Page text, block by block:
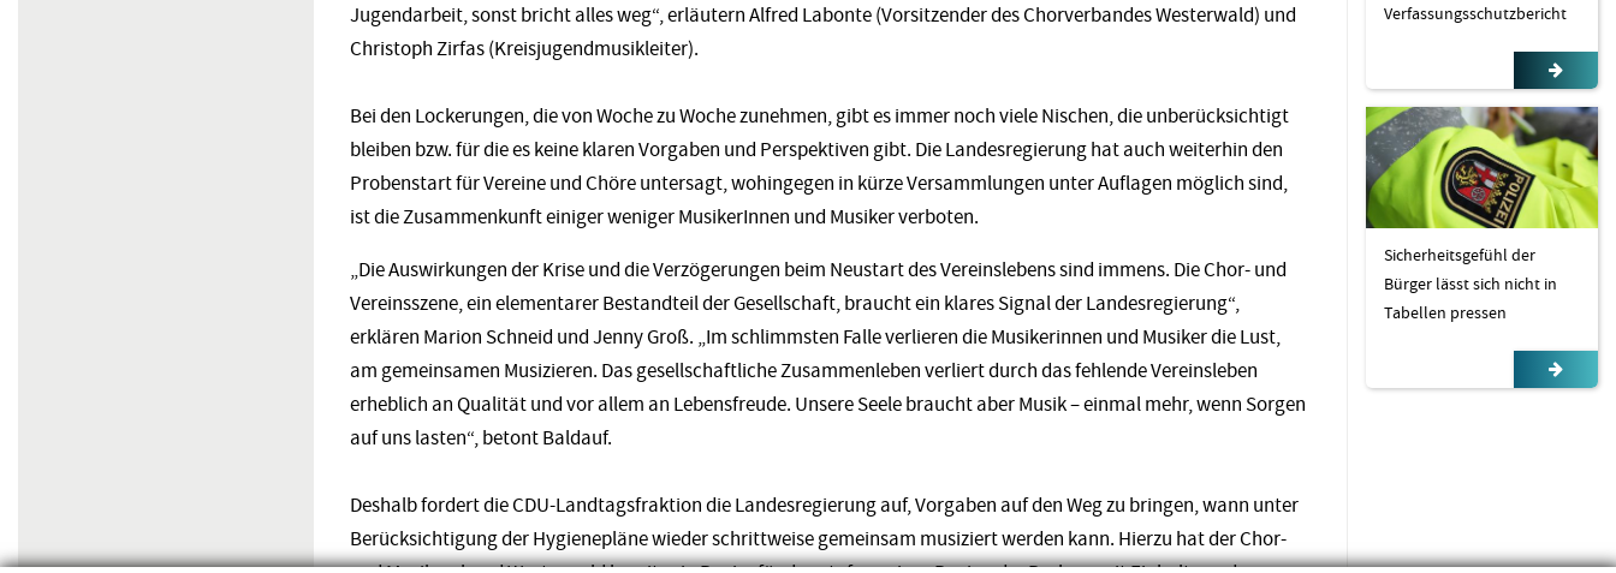
Jugendarbeit, sonst bricht alles weg“, erläutern Alfred Labonte (Vorsitzender des Chorverbandes Westerwald) und
Christoph Zirfas (Kreisjugendmusikleiter).
Bei den Lockerungen, die von Woche zu Woche zunehmen, gibt es immer noch viele Nischen, die unberücksichtigt
bleiben bzw. für die es keine klaren Vorgaben und Perspektiven gibt. Die Landesregierung hat auch weiterhin den
Probenstart für Vereine und Chöre untersagt, wohingegen in kürze Versammlungen unter Auflagen möglich sind,
ist die Zusammenkunft einiger weniger MusikerInnen und Musiker verboten.
„Die Auswirkungen der Krise und die Verzögerungen beim Neustart des Vereinslebens sind immens. Die Chor- und
Vereinsszene, ein elementarer Bestandteil der Gesellschaft, braucht ein klares Signal der Landesregierung“,
erklären Marion Schneid und Jenny Groß. „Im schlimmsten Falle verlieren die Musikerinnen und Musiker die Lust,
am gemeinsamen Musizieren. Das gesellschaftliche Zusammenleben verliert durch das fehlende Vereinsleben
erheblich an Qualität und vor allem an Lebensfreude. Unsere Seele braucht aber Musik – einmal mehr, wenn Sorgen
auf uns lasten“, betont Baldauf.
Deshalb fordert die CDU-Landtagsfraktion die Landesregierung auf, Vorgaben auf den Weg zu bringen, wann unter
Berücksichtigung der Hygienepläne wieder schrittweise gemeinsam musiziert werden kann. Hierzu hat der Chor-
Verfassungsschutzbericht
Sicherheitsgefühl der
Bürger lässt sich nicht in
Tabellen pressen